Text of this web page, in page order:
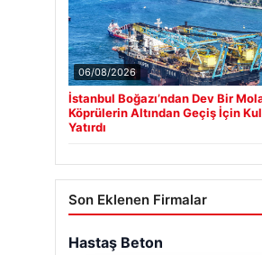
06/08/2026
İstanbul Boğazı’ndan Dev Bir
Köprülerin Altından Geçiş İçin
Yatırdı
Son Eklenen Firmalar
Hastaş Beton